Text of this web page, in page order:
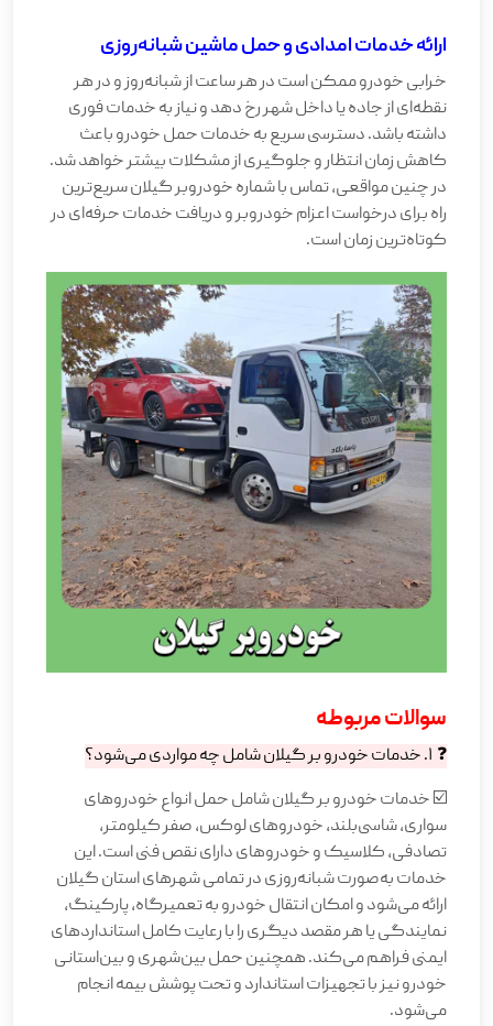
ارائه خدمات امدادی و حمل ماشین شبانه‌روزی
خرابی خودرو ممکن است در هر ساعت از شبانه‌روز و در هر
نقطه‌ای از جاده یا داخل شهر رخ دهد و نیاز به خدمات فوری
داشته باشد. دسترسی سریع به خدمات حمل خودرو باعث
کاهش زمان انتظار و جلوگیری از مشکلات بیشتر خواهد شد.
در چنین مواقعی، تماس با شماره خودروبر گیلان سریع‌ترین
راه برای درخواست اعزام خودروبر و دریافت خدمات حرفه‌ای در
کوتاه‌ترین زمان است.
سوالات مربوطه
❓ 1. خدمات خودرو بر گیلان شامل چه مواردی می‌شود؟
☑️ خدمات خودرو بر گیلان شامل حمل انواع خودروهای
سواری، شاسی‌بلند، خودروهای لوکس، صفر کیلومتر،
تصادفی، کلاسیک و خودروهای دارای نقص فنی است. این
خدمات به‌صورت شبانه‌روزی در تمامی شهرهای استان گیلان
ارائه می‌شود و امکان انتقال خودرو به تعمیرگاه، پارکینگ،
نمایندگی یا هر مقصد دیگری را با رعایت کامل استانداردهای
ایمنی فراهم می‌کند. همچنین حمل بین‌شهری و بین‌استانی
خودرو نیز با تجهیزات استاندارد و تحت پوشش بیمه انجام
می‌شود.